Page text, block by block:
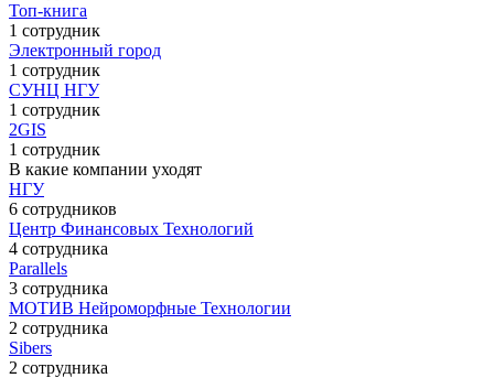
Топ-книга
1 сотрудник
Электронный город
1 сотрудник
СУНЦ НГУ
1 сотрудник
2GIS
1 сотрудник
В какие компании уходят
НГУ
6 сотрудников
Центр Финансовых Технологий
4 сотрудника
Parallels
3 сотрудника
МОТИВ Нейроморфные Технологии
2 сотрудника
Sibers
2 сотрудника